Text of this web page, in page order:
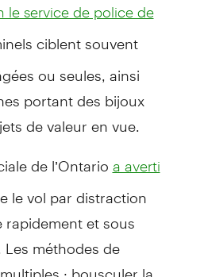
le service de police de
ciblent souvent
ou seules, ainsi
portant des bijoux
de valeur en vue.
de l’Ontario a averti
le vol par distraction
et sous
méthodes de
: bousculer la